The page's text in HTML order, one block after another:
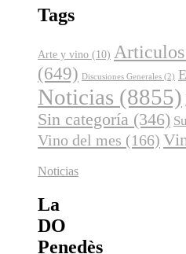
Tags
Arte y vino (10) Articulos
(649) Discusiones Generales (2)
Noticias (8855)
Sin categoría (346)
Vino del mes (166)
Noticias
La
DO
Penedès